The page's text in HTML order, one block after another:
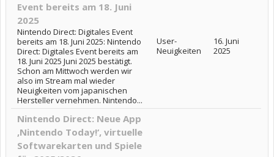
Event bereits am 18. Juni
2025
Nintendo Direct: Digitales Event
bereits am 18. Juni 2025: Nintendo
Direct: Digitales Event bereits am
18. Juni 2025 Juni 2025 bestätigt.
Schon am Mittwoch werden wir
also im Stream mal wieder
Neuigkeiten vom japanischen
Hersteller vernehmen. Nintendo...
User-
Neuigkeiten
16. Juni
2025
Nintendo Direct: Neue App
‚Nintendo Today!‘, virtuelle
Softwarekarten und Spiele